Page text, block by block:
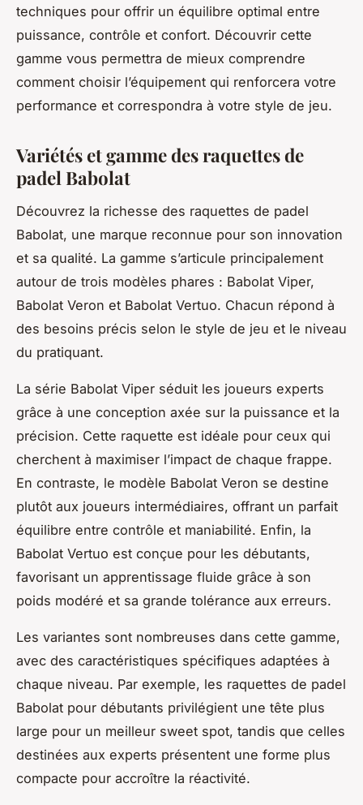
techniques pour offrir un équilibre optimal entre
puissance, contrôle et confort. Découvrir cette
gamme vous permettra de mieux comprendre
comment choisir l’équipement qui renforcera votre
performance et correspondra à votre style de jeu.
Variétés et gamme des raquettes de
padel Babolat
Découvrez la richesse des raquettes de padel
Babolat, une marque reconnue pour son innovation
et sa qualité. La gamme s’articule principalement
autour de trois modèles phares : Babolat Viper,
Babolat Veron et Babolat Vertuo. Chacun répond à
des besoins précis selon le style de jeu et le niveau
du pratiquant.
La série Babolat Viper séduit les joueurs experts
grâce à une conception axée sur la puissance et la
précision. Cette raquette est idéale pour ceux qui
cherchent à maximiser l’impact de chaque frappe.
En contraste, le modèle Babolat Veron se destine
plutôt aux joueurs intermédiaires, offrant un parfait
équilibre entre contrôle et maniabilité. Enfin, la
Babolat Vertuo est conçue pour les débutants,
favorisant un apprentissage fluide grâce à son
poids modéré et sa grande tolérance aux erreurs.
Les variantes sont nombreuses dans cette gamme,
avec des caractéristiques spécifiques adaptées à
chaque niveau. Par exemple, les raquettes de padel
Babolat pour débutants privilégient une tête plus
large pour un meilleur sweet spot, tandis que celles
destinées aux experts présentent une forme plus
compacte pour accroître la réactivité.